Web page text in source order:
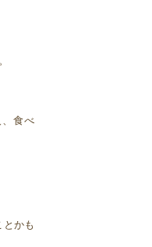
食べ
かも